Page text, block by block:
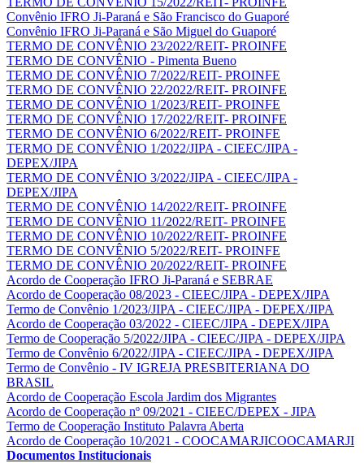
Convênio IFRO Ji-Paraná e São Francisco do Guaporé
Convênio IFRO Ji-Paraná e São Miguel do Guaporé
TERMO DE CONVÊNIO 23/2022/REIT- PROINFE
TERMO DE CONVÊNIO - Pimenta Bueno
TERMO DE CONVÊNIO 7/2022/REIT- PROINFE
TERMO DE CONVÊNIO 22/2022/REIT- PROINFE
TERMO DE CONVÊNIO 1/2023/REIT- PROINFE
TERMO DE CONVÊNIO 17/2022/REIT- PROINFE
TERMO DE CONVÊNIO 6/2022/REIT- PROINFE
TERMO DE CONVÊNIO 1/2022/JIPA - CIEEC/JIPA -
DEPEX/JIPA
TERMO DE CONVÊNIO 3/2022/JIPA - CIEEC/JIPA -
DEPEX/JIPA
TERMO DE CONVÊNIO 14/2022/REIT- PROINFE
TERMO DE CONVÊNIO 11/2022/REIT- PROINFE
TERMO DE CONVÊNIO 10/2022/REIT- PROINFE
TERMO DE CONVÊNIO 5/2022/REIT- PROINFE
TERMO DE CONVÊNIO 20/2022/REIT- PROINFE
Acordo de Cooperação IFRO Ji-Paraná e SEBRAE
Acordo de Cooperação 08/2023 - CIEEC/JIPA - DEPEX/JIPA
Termo de Convênio 1/2023/JIPA - CIEEC/JIPA - DEPEX/JIPA
Acordo de Cooperação 03/2022 - CIEEC/JIPA - DEPEX/JIPA
Termo de Cooperação 5/2022/JIPA - CIEEC/JIPA - DEPEX/JIPA
Termo de Convênio 6/2022/JIPA - CIEEC/JIPA - DEPEX/JIPA
Termo de Convênio - IV IGREJA PRESBITERIANA DO
BRASIL
Acordo de Cooperação Escola Jardim dos Migrantes
Acordo de Cooperação nº 09/2021 - CIEEC/DEPEX - JIPA
Termo de Cooperação Instituto Palavra Aberta
Acordo de Cooperação 10/2021 - COOCAMARJICOOCAMARJI
Documentos Institucionais